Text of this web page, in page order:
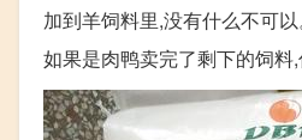
加到羊饲料里,没有什么不可
如果是肉鸭卖完了剩下的饲料